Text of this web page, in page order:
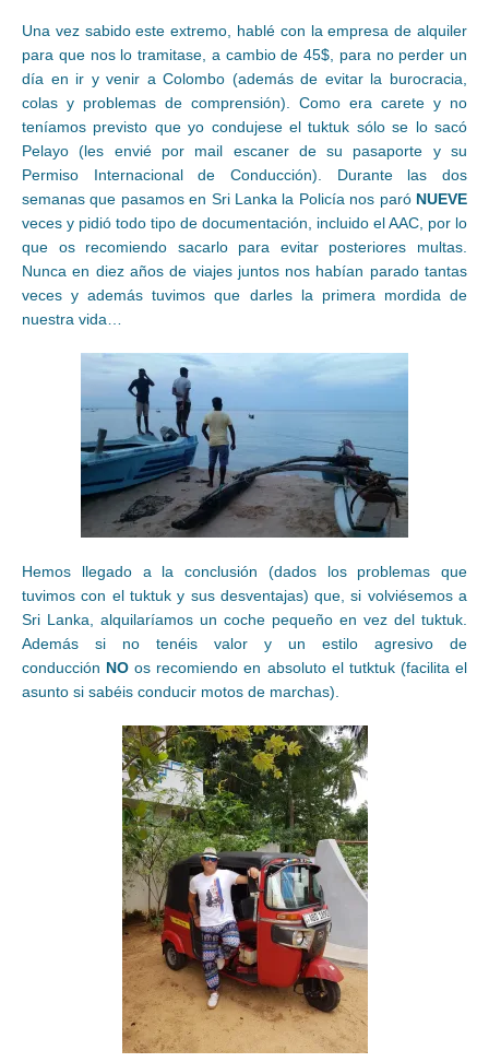
Una vez sabido este extremo, hablé con la empresa de alquiler
para que nos lo tramitase, a cambio de 45$, para no perder un
día en ir y venir a Colombo (además de evitar la burocracia,
colas y problemas de comprensión). Como era carete y no
teníamos previsto que yo condujese el tuktuk sólo se lo sacó
Pelayo (les envié por mail escaner de su pasaporte y su
Permiso Internacional de Conducción). Durante las dos
semanas que pasamos en Sri Lanka la Policía nos paró NUEVE
veces y pidió todo tipo de documentación, incluido el AAC, por lo
que os recomiendo sacarlo para evitar posteriores multas.
Nunca en diez años de viajes juntos nos habían parado tantas
veces y además tuvimos que darles la primera mordida de
nuestra vida…
Hemos llegado a la conclusión (dados los problemas que
tuvimos con el tuktuk y sus desventajas) que, si volviésemos a
Sri Lanka, alquilaríamos un coche pequeño en vez del tuktuk.
Además si no tenéis valor y un estilo agresivo de
conducción NO os recomiendo en absoluto el tutktuk (facilita el
asunto si sabéis conducir motos de marchas).